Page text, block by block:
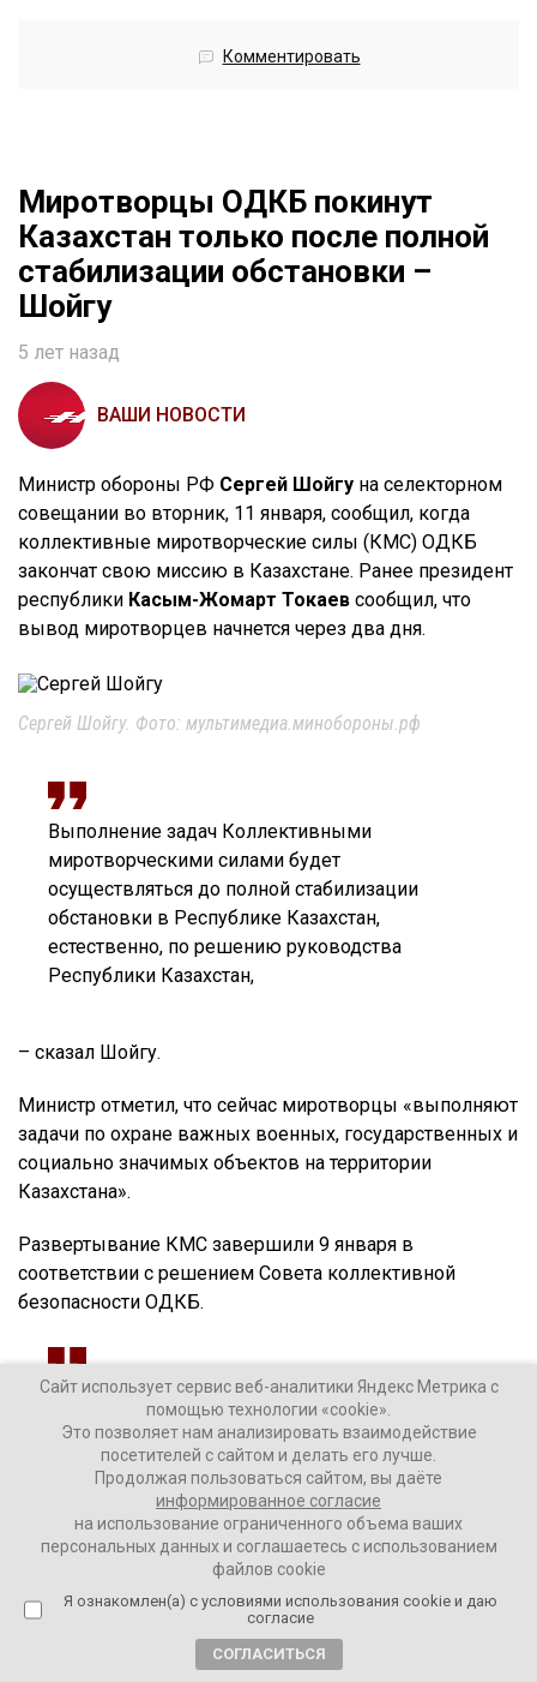
Комментировать
Миротворцы ОДКБ покинут
Казахстан только после полной
стабилизации обстановки –
Шойгу
5 лет назад
ВАШИ НОВОСТИ
Министр обороны РФ Сергей Шойгу на селекторном
совещании во вторник, 11 января, сообщил, когда
коллективные миротворческие силы (КМС) ОДКБ
закончат свою миссию в Казахстане. Ранее президент
республики Касым-Жомарт Токаев сообщил, что
вывод миротворцев начнется через два дня.
Сергей Шойгу. Фото: мультимедиа.минобороны.рф
Выполнение задач Коллективными
миротворческими силами будет
осуществляться до полной стабилизации
обстановки в Республике Казахстан,
естественно, по решению руководства
Республики Казахстан,
– сказал Шойгу.
Министр отметил, что сейчас миротворцы «выполняют
задачи по охране важных военных, государственных и
социально значимых объектов на территории
Казахстана».
Развертывание КМС завершили 9 января в
соответствии с решением Совета коллективной
безопасности ОДКБ.
В короткие сроки – всего за трое суток –
самолётами ВКС России был переброшен
личный состав и техника. Это стало возможным
благодаря высокой слаженности и
оперативности действий вооружённых сил
государств-членов ОДКБ, достигнутых в
результате совместных учений, а также опыта,
полученного в ходе развёртывания российских
войск в Сирии и миротворческого контингента
в Нагорном Карабахе,
Сайт использует сервис веб-аналитики Яндекс Метрика с
помощью технологии «cookie».
Это позволяет нам анализировать взаимодействие
посетителей с сайтом и делать его лучше.
Продолжая пользоваться сайтом, вы даёте
информированное согласие
на использование ограниченного объема ваших
персональных данных и соглашаетесь с использованием
файлов cookie
Я ознакомлен(а) с условиями использования cookie и даю
согласие
СОГЛАСИТЬСЯ